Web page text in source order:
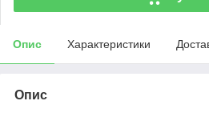
Опис Характеристики
Опис